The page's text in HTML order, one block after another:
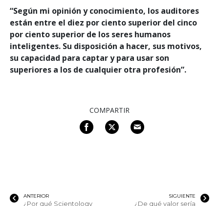
“Según mi opinión y conocimiento, los auditores
están entre el diez por ciento superior del cinco
por ciento superior de los seres humanos
inteligentes. Su disposición a hacer, sus motivos,
su capacidad para captar y para usar son
superiores a los de cualquier otra profesión”.
COMPARTIR
ANTERIOR
¿Por qué Scientology
SIGUIENTE
¿De qué valor sería